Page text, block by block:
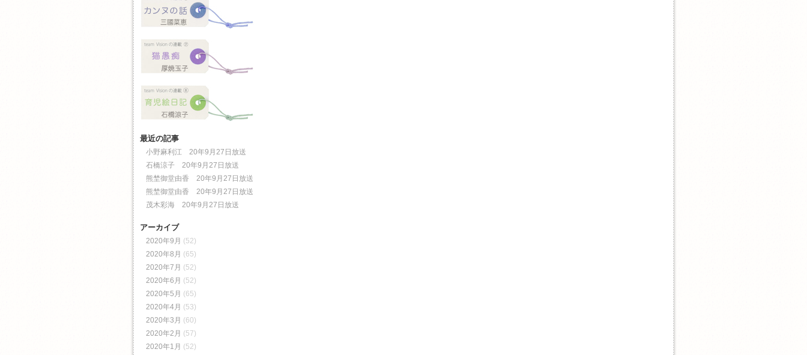
最近の記事
小野麻利江 20年9月27日放送
石橋涼子 20年9月27日放送
熊埜御堂由香 20年9月27日放送
熊埜御堂由香 20年9月27日放送
茂木彩海 20年9月27日放送
アーカイブ
2020年9月 (52)
2020年8月 (65)
2020年7月 (52)
2020年6月 (52)
2020年5月 (65)
2020年4月 (53)
2020年3月 (60)
2020年2月 (57)
2020年1月 (52)